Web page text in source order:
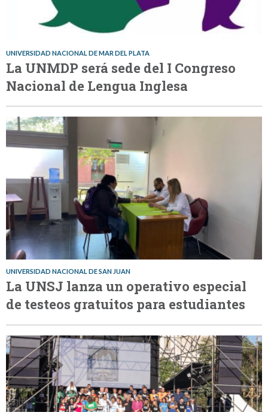
UNIVERSIDAD NACIONAL DE MAR DEL PLATA
La UNMDP será sede del I Congreso
Nacional de Lengua Inglesa
UNIVERSIDAD NACIONAL DE SAN JUAN
La UNSJ lanza un operativo especial
de testeos gratuitos para estudiantes